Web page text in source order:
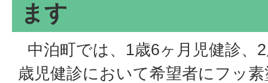
ます
中泊町では、1歳6ヶ月児健診、
歳児健診において希望者にフッ